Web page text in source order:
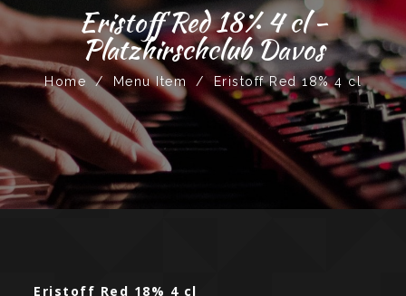
Eristoff Red 18% 4 cl -
Platzhirschclub Davos
Home / Menu Item / Eristoff Red 18% 4 cl
Eristoff Red 18% 4 cl